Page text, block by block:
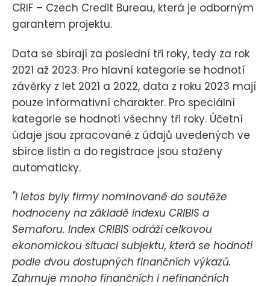
CRIF – Czech Credit Bureau, která je odborným
garantem projektu.
Data se sbírají za poslední tři roky, tedy za rok
2021 až 2023. Pro hlavní kategorie se hodnotí
závěrky z let 2021 a 2022, data z roku 2023 mají
pouze informativní charakter. Pro speciální
kategorie se hodnotí všechny tři roky. Účetní
údaje jsou zpracované z údajů uvedených ve
sbírce listin a do registrace jsou staženy
automaticky.
"I letos byly firmy nominované do soutěže
hodnoceny na základě indexu CRIBIS a
Semaforu. Index CRIBIS odráží celkovou
ekonomickou situaci subjektu, která se hodnotí
podle dvou dostupných finančních výkazů.
Zahrnuje mnoho finančních i nefinančních